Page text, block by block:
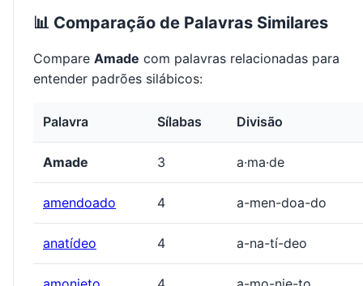
📊 Comparação de Palavras Similares
Compare Amade com palavras relacionadas para
entender padrões silábicos:
Palavra Sílabas Divisão
Amade 3 a·ma·de
amendoado 4 a-men-doa-do
anatídeo 4 a-na-tí-deo